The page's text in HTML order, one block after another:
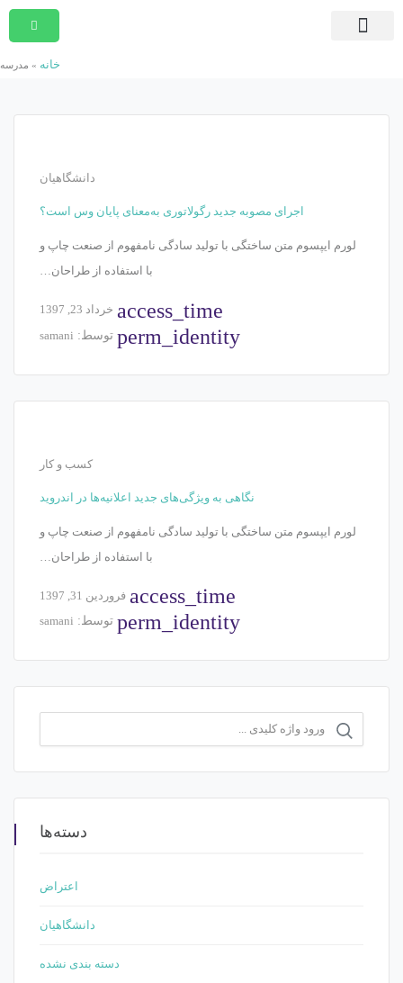
خانه » مدرسه
دانشگاهیان
اجرای مصوبه جدید رگولاتوری به‌معنای پایان وس است؟
لورم ایپسوم متن ساختگی با تولید سادگی نامفهوم از صنعت چاپ و
با استفاده از طراحان…
access_time خرداد 23, 1397
perm_identity توسط: samani
کسب و کار
نگاهی به ویژگی‌های جدید اعلانیه‌ها در اندروید
لورم ایپسوم متن ساختگی با تولید سادگی نامفهوم از صنعت چاپ و
با استفاده از طراحان…
access_time فروردین 31, 1397
perm_identity توسط: samani
دسته‌ها
اعتراض
دانشگاهیان
دسته بندی نشده